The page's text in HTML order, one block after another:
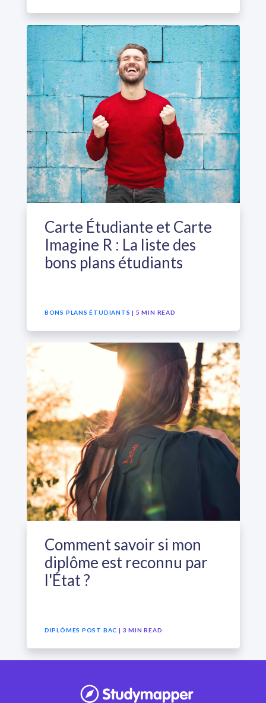
Carte Étudiante et Carte
Imagine R : La liste des
bons plans étudiants
BONS PLANS ÉTUDIANTS | 5 MIN READ
Comment savoir si mon
diplôme est reconnu par
l'État ?
DIPLÔMES POST BAC | 3 MIN READ